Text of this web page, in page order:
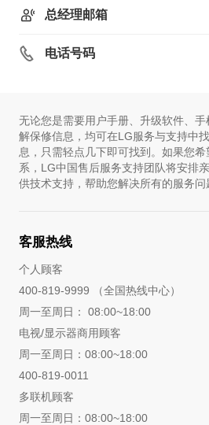
总经理邮箱
电话号码
无论您是需要用户手册、升级软件、
解保修信息，均可在LG服务与支持中
息，只需轻点几下即可找到。如果您
系，LG中国售后服务支持团队将安排
供技术支持，帮助您解决所有的服务问
客服热线
个人顾客
400-819-9999 （全国热线中心）
周一至周日： 08:00~18:00
电视/显示器商用顾客
周一至周日：08:00~18:00
400-819-0011
多联机顾客
周一至周日：08:00~18:00